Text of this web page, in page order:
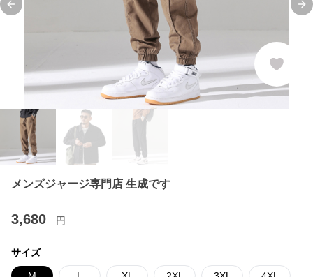
Previous slide
メンズジャージ専門店 生成です
3,680 円
サイズ